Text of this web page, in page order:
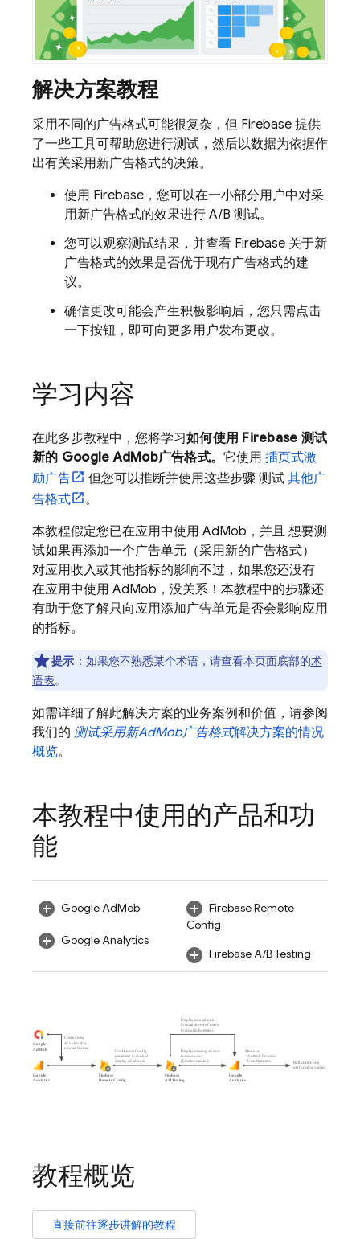
解决方案教程
采用不同的广告格式可能很复杂，但 Firebase 提供
了一些工具可帮助您进行测试，然后以数据为依据作
出有关采用新广告格式的决策。
使用 Firebase，您可以在一小部分用户中对采
用新广告格式的效果进行 A/B 测试。
您可以观察测试结果，并查看 Firebase 关于新
广告格式的效果是否优于现有广告格式的建
议。
确信更改可能会产生积极影响后，您只需点击
一下按钮，即可向更多用户发布更改。
学习内容
在此多步教程中，您将学习如何使用 Firebase 测试
新的 Google AdMob广告格式。 它使用 插页式激
励广告
但您可以推断并使用这些步骤 测试 其他广
告格式
。
本教程假定您已在应用中使用 AdMob ，并且 想要测
试如果再添加一个广告单元（采用新的广告格式）
对应用收入或其他指标的影响不过，如果您还没有
在应用中使用 AdMob ，没关系！本教程中的步骤还
有助于您了解只向应用添加广告单元是否会影响应用
的指标。
提示 ：如果您不熟悉某个术语，请查看本页面底部的术
语表。
如需详细了解此解决方案的业务案例和价值，请参阅
我们的 测试采用新AdMob广告格式解决方案的情况
概览。
本教程中使用的产品和功
能
Google AdMob
Google Analytics
Firebase Remote
Config
Firebase A/B Testing
教程概览
直接前往逐步讲解的教程